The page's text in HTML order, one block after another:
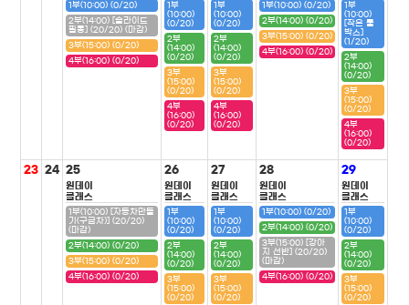
1부(10:00) (0/20)
2부(14:00) [슬라이드
필통] (20/20) (마감)
3부(15:00) (0/20)
4부(16:00) (0/20)
1부
(10:00)
(0/20)
2부
(14:00)
(0/20)
3부
(15:00)
(0/20)
4부
(16:00)
(0/20)
1부
(10:00)
(0/20)
2부
(14:00)
(0/20)
3부
(15:00)
(0/20)
4부
(16:00)
(0/20)
1부(10:00) (0/20)
2부(14:00) (0/20)
3부(15:00) (0/20)
4부(16:00) (0/20)
1부
(10:00)
[작은 툴
박스]
(1/20)
2부
(14:00)
(0/20)
3부
(15:00)
(0/20)
4부
(16:00)
(0/20)
23 24 25
원데이
클래스
1부(10:00) [자동차만들
기(구급차)] (20/20)
(마감)
2부(14:00) (0/20)
3부(15:00) (0/20)
4부(16:00) (0/20)
26
원데이
클래스
1부
(10:00)
(0/20)
2부
(14:00)
(0/20)
3부
(15:00)
(0/20)
27
원데이
클래스
1부
(10:00)
(0/20)
2부
(14:00)
(0/20)
3부
(15:00)
(0/20)
28
원데이
클래스
1부(10:00) (0/20)
2부(14:00) (0/20)
3부(15:00) [강아
지 선반] (20/20)
(마감)
4부(16:00) (0/20)
29
원데이
클래스
1부
(10:00)
(0/20)
2부
(14:00)
(0/20)
3부
(15:00)
(0/20)